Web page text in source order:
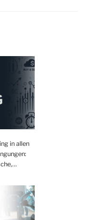
in allen